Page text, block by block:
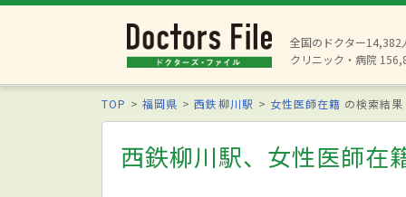
全国のドクター14,382
クリニック・病院
TOP 福岡県 西鉄柳川駅 女性医師在籍 の検索結果
西鉄柳川駅、女性医師在